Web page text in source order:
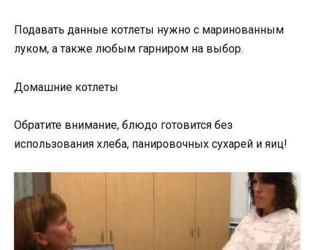
Подавать данные котлеты нужно с маринованным
луком, а также любым гарниром на выбор.
Домашние котлеты
Обратите внимание, блюдо готовится без
использования хлеба, панировочных сухарей и яиц!